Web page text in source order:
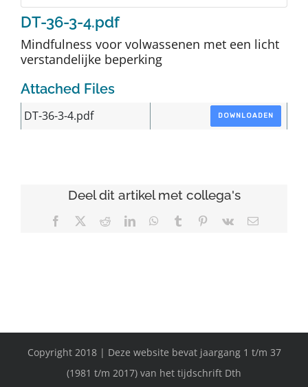
DT-36-3-4.pdf
Mindfulness voor volwassenen met een licht
verstandelijke beperking
Attached Files
DT-36-3-4.pdf DOWNLOADEN
Deel dit artikel met collega's
Facebook RedditLinkedInWhatsApp
Tumblr Pinterest
Vk
E-
Copyright 2018 | Deze website bevat jaargang 1 t/m 37
(1981 t/m 2017) van het tijdschrift Dth